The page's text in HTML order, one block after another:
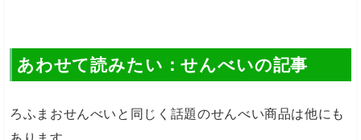
あわせて読みたい：せんべいの記事
ろふまおせんべいと同じく話題のせんべい商品は他にも